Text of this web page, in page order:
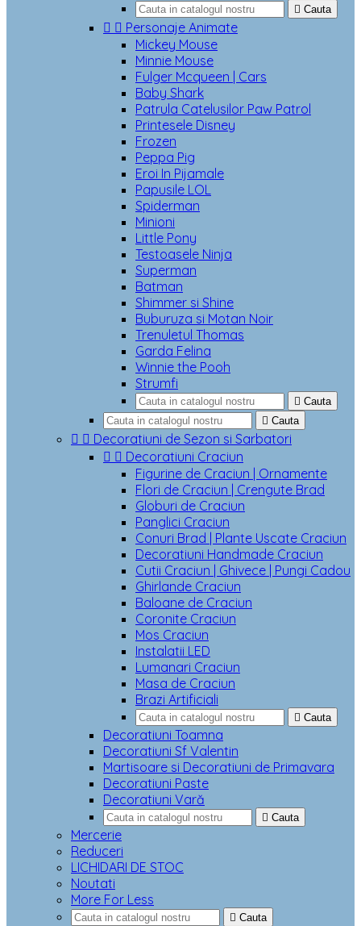
 Cauta
  Personaje Animate
Mickey Mouse
Minnie Mouse
Fulger Mcqueen | Cars
Baby Shark
Patrula Catelusilor Paw Patrol
Printesele Disney
Frozen
Peppa Pig
Eroi In Pijamale
Papusile LOL
Spiderman
Minioni
Little Pony
Testoasele Ninja
Superman
Batman
Shimmer si Shine
Buburuza si Motan Noir
Trenuletul Thomas
Garda Felina
Winnie the Pooh
Strumfi
 Cauta
 Cauta
  Decoratiuni de Sezon si Sarbatori
  Decoratiuni Craciun
Figurine de Craciun | Ornamente
Flori de Craciun | Crengute Brad
Globuri de Craciun
Panglici Craciun
Conuri Brad | Plante Uscate Craciun
Decoratiuni Handmade Craciun
Cutii Craciun | Ghivece | Pungi Cadou
Ghirlande Craciun
Baloane de Craciun
Coronite Craciun
Mos Craciun
Instalatii LED
Lumanari Craciun
Masa de Craciun
Brazi Artificiali
 Cauta
Decoratiuni Toamna
Decoratiuni Sf Valentin
Martisoare si Decoratiuni de Primavara
Decoratiuni Paste
Decoratiuni Vară
 Cauta
Mercerie
Reduceri
LICHIDARI DE STOC
Noutati
More For Less
 Cauta